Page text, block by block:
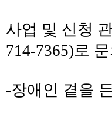
사업 및 신청
714-7365)로
-장애인 곁을